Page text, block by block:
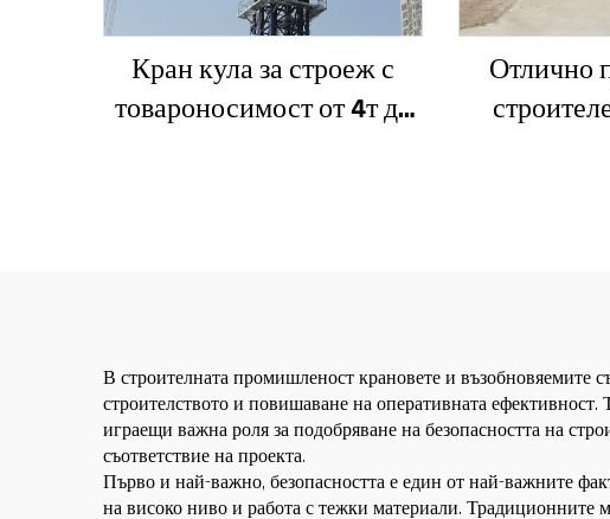
Кран кула за строеж с
товароносимост от 4т до
Отлично
В строителната промишленост крановете и възобновяемите
строителството и повишаване на оперативната
играещи важна роля за подобряване на безопасността на
съответствие на проекта.
Първо и най-важно, безопасността е един от най-важните
на високо ниво и работа с тежки материали. Традиционните